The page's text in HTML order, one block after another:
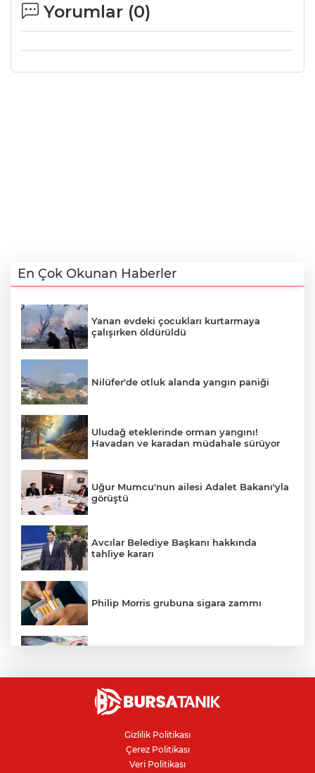
Yorumlar (0)
En Çok Okunan Haberler
Yanan evdeki çocukları kurtarmaya
çalışırken öldürüldü
Nilüfer'de otluk alanda yangın paniği
Uludağ eteklerinde orman yangını!
Havadan ve karadan müdahale sürüyor
Uğur Mumcu'nun ailesi Adalet Bakanı'yla
görüştü
Avcılar Belediye Başkanı hakkında
tahliye kararı
Philip Morris grubuna sigara zammı
Nilüfer'de kaldırım işgallerine zabıta
denetimi
Bursa'da 100 dönümde hayvansal
Gizlilik Politikası
Çerez Politikası
Veri Politikası